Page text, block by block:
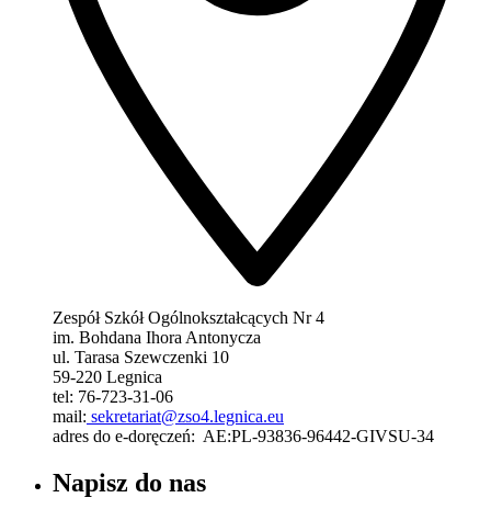
Zespół Szkół Ogólnokształcących Nr 4
im. Bohdana Ihora Antonycza
ul. Tarasa Szewczenki 10
59-220 Legnica
tel: 76-723-31-06
mail: sekretariat@zso4.legnica.eu
adres do e-doręczeń: AE:PL-93836-96442-GIVSU-34
Napisz do nas